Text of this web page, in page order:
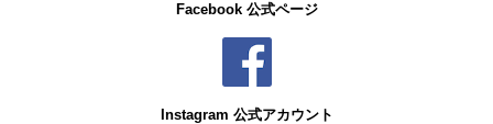
Facebook 公式ページ
Instagram 公式アカウント